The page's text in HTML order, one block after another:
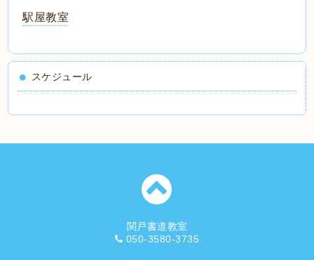
駅屋教室
スケジュール
関戸書道教室
050-3580-3735